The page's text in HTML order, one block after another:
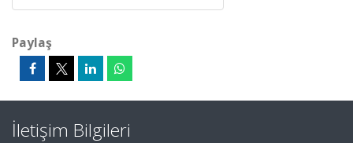
Paylaş
İletişim Bilgileri